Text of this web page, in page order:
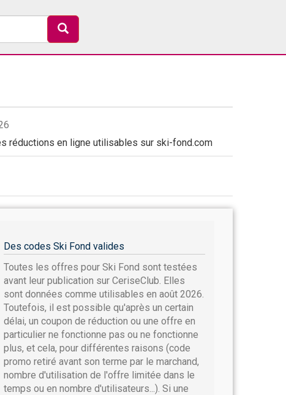
réductions en ligne utilisables sur ski-fond.com
Des codes Ski Fond valides
Toutes les offres pour Ski Fond sont testées
avant leur publication sur CeriseClub. Elles
sont données comme utilisables en août 2026.
Toutefois, il est possible qu'après un certain
délai, un coupon de réduction ou une offre en
particulier ne fonctionne pas ou ne fonctionne
plus, et cela, pour différentes raisons (code
promo retiré avant son terme par le marchand,
nombre d'utilisation de l'offre limitée dans le
temps ou en nombre d'utilisateurs...). Si une